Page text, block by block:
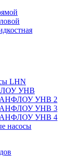
LHN
УНВ
УНВ 2
УНВ 3
УНВ 4
насосы